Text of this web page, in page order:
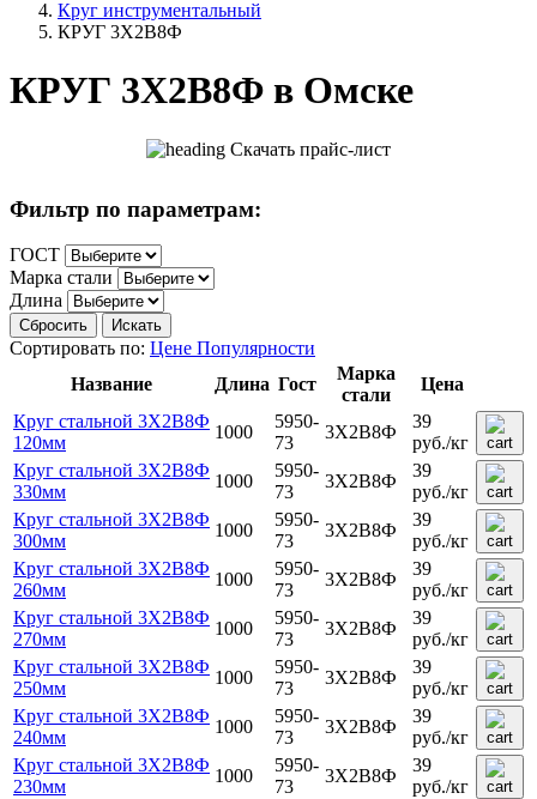
Круг инструментальный
КРУГ 3Х2В8Ф
КРУГ 3Х2В8Ф в Омске
Скачать прайс-лист
Фильтр по параметрам:
ГОСТ
Марка стали
Длина
Сбросить Искать
Сортировать по: Цене Популярности
Название
Длина Гост
Марка
стали
Цена
Круг стальной 3Х2В8Ф
120мм
1000
5950-
73
3Х2В8Ф
39
руб./кг
Круг стальной 3Х2В8Ф
330мм
1000
5950-
73
3Х2В8Ф
39
руб./кг
Круг стальной 3Х2В8Ф
300мм
1000
5950-
73
3Х2В8Ф
39
руб./кг
Круг стальной 3Х2В8Ф
260мм
1000
5950-
73
3Х2В8Ф
39
руб./кг
Круг стальной 3Х2В8Ф
270мм
1000
5950-
73
3Х2В8Ф
39
руб./кг
Круг стальной 3Х2В8Ф
250мм
1000
5950-
73
3Х2В8Ф
39
руб./кг
Круг стальной 3Х2В8Ф
240мм
1000
5950-
73
3Х2В8Ф
39
руб./кг
Круг стальной 3Х2В8Ф
230мм
1000
5950-
73
3Х2В8Ф
39
руб./кг